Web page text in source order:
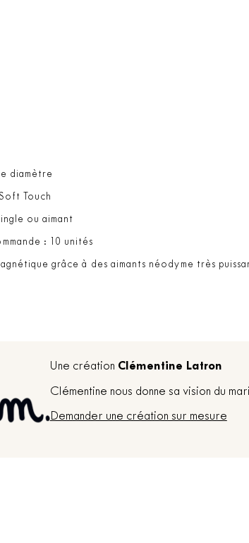
diamètre
Touch
ou aimant
: 10 unités
grâce à des aimants néodyme très
Une création Clémentine Latron
Clémentine nous donne sa vision du
Demander une création sur mesure